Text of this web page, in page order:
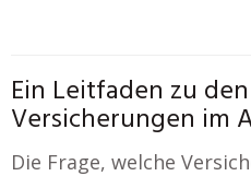
Ein Leitfaden zu
Versicherungen im
Die Frage, welche